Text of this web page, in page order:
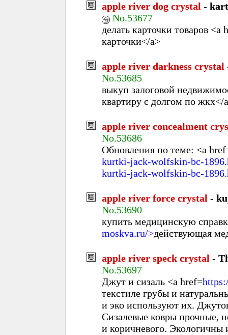
apple river dog crystal -
No.53677
делать карточки товаров <a
карточки</a>
apple river darkness crystal
No.53685
выкуп залоговой
квартиру с долгом по жкх</
apple river concealment
No.53686
Обновления по теме: <a
kurtki-jack-wolfskin-bc-
kurtki-jack-wolfskin-bc-
apple river force crystal -
No.53690
купить медицинскую
moskva.ru/>действующая
apple river speck crystal -
No.53697
Джут и сизаль <a href=
текстиле грубы и
и эко используют их.
Сизалевые ковры прочные,
и коричневого. Экологичны